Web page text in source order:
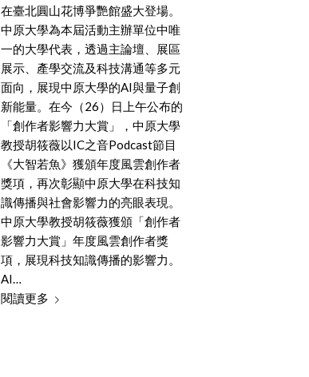
在臺北圓山花博爭艷館盛大登場。
中原大學為本屆活動主辦單位中唯
一的大學代表，透過主論壇、展區
展示、產學交流及科技溝通等多元
面向，展現中原大學的AI與量子創
新能量。在今（26）日上午公布的
「創作者影響力大賞」，中原大學
教授胡筱薇以IC之音Podcast節目
《大智若魚》獲頒年度風雲創作者
獎項，再次彰顯中原大學在科技知
識傳播與社會影響力的亮眼表現。
中原大學教授胡筱薇獲頒「創作者
影響力大賞」年度風雲創作者獎
項，展現科技知識傳播的影響力。
AI…
閱讀更多